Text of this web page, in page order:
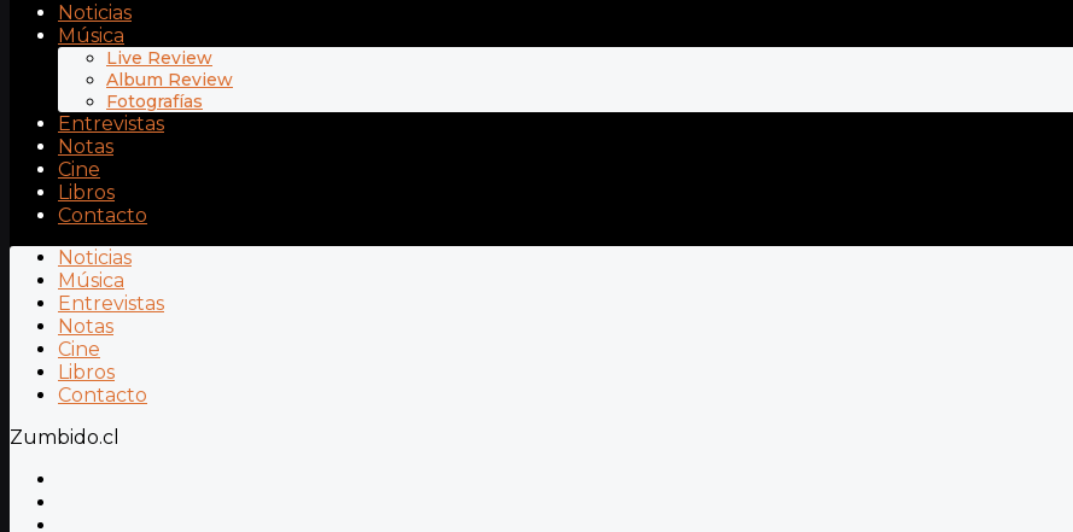
Noticias
Música
Live Review
Album Review
Fotografías
Entrevistas
Notas
Cine
Libros
Contacto
Noticias
Música
Entrevistas
Notas
Cine
Libros
Contacto
Zumbido.cl